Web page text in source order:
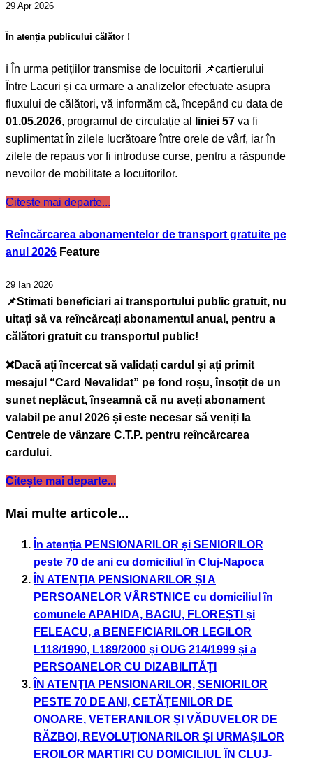
29 Apr 2026
În atenția publicului călător !
ℹ️ În urma petițiilor transmise de locuitorii 📌cartierului
Între Lacuri și ca urmare a analizelor efectuate asupra
fluxului de călători, vă informăm că, începând cu data de
01.05.2026, programul de circulație al liniei 57 va fi
suplimentat în zilele lucrătoare între orele de vârf, iar în
zilele de repaus vor fi introduse curse, pentru a răspunde
nevoilor de mobilitate a locuitorilor.
Citește mai departe...
Reîncărcarea abonamentelor de transport gratuite pe
anul 2026 Feature
29 Ian 2026
📌Stimati beneficiari ai transportului public gratuit, nu
uitați să va reîncărcați abonamentul anual, pentru a
călători gratuit cu transportul public!
❌Dacă ați încercat să validați cardul și ați primit
mesajul “Card Nevalidat” pe fond roșu, însoțit de un
sunet neplăcut, înseamnă că nu aveți abonament
valabil pe anul 2026 și este necesar să veniți la
Centrele de vânzare C.T.P. pentru reîncărcarea
cardului.
Citește mai departe...
Mai multe articole...
În atenția PENSIONARILOR și SENIORILOR
peste 70 de ani cu domiciliul ȋn Cluj-Napoca
ÎN ATENȚIA PENSIONARILOR ȘI A
PERSOANELOR VÂRSTNICE cu domiciliul în
comunele APAHIDA, BACIU, FLOREȘTI și
FELEACU, a BENEFICIARILOR LEGILOR
L118/1990, L189/2000 și OUG 214/1999 și a
PERSOANELOR CU DIZABILITĂŢI
ÎN ATENŢIA PENSIONARILOR, SENIORILOR
PESTE 70 DE ANI, CETĂȚENILOR DE
ONOARE, VETERANILOR ȘI VĂDUVELOR DE
RĂZBOI, REVOLUŢIONARILOR ȘI URMAȘILOR
EROILOR MARTIRI CU DOMICILIUL ȊN CLUJ-